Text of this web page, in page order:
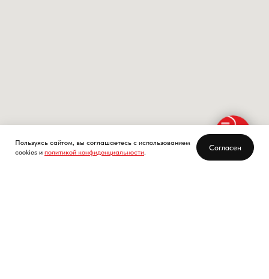
Пользуясь сайтом, вы соглашаетесь с использованием
cookies и политикой конфиденциальности.
Согласен